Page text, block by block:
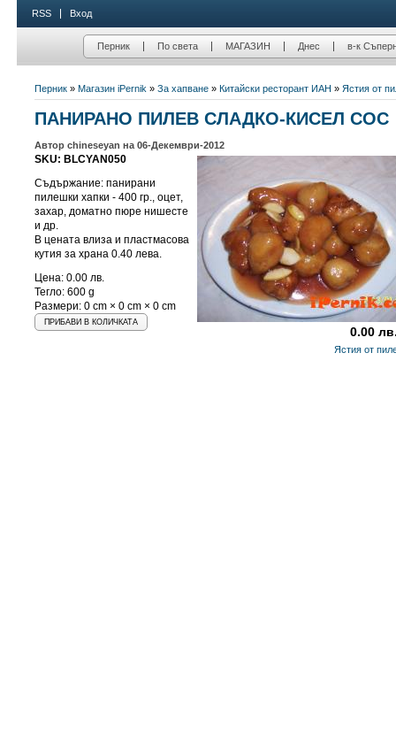
RSS Вход
Перник По света МАГАЗИН Днес в-к
Перник » Магазин iPernik » За хапване » Китайски ресторант ЙАН » Ястия от
ПАНИРАНО ПИЛЕВ СЛАДКО-КИСЕЛ СОС
Автор chineseyan на 06-Декември-2012
0.00
SKU: BLCYAN050
Съдържание: панирани
пилешки хапки - 400 гр., оцет,
захар, доматно пюре нишесте
и др.
В цената влиза и пластмасова
кутия за храна 0.40 лева.
Цена: 0.00 лв.
Тегло: 600 g
Размери: 0 cm × 0 cm × 0 cm
Ястия от